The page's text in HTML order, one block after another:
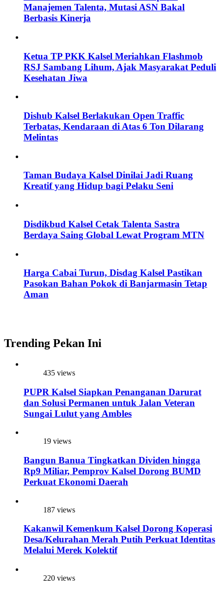
Manajemen Talenta, Mutasi ASN Bakal
Berbasis Kinerja
Ketua TP PKK Kalsel Meriahkan Flashmob
RSJ Sambang Lihum, Ajak Masyarakat Peduli
Kesehatan Jiwa
Dishub Kalsel Berlakukan Open Traffic
Terbatas, Kendaraan di Atas 6 Ton Dilarang
Melintas
Taman Budaya Kalsel Dinilai Jadi Ruang
Kreatif yang Hidup bagi Pelaku Seni
Disdikbud Kalsel Cetak Talenta Sastra
Berdaya Saing Global Lewat Program MTN
Harga Cabai Turun, Disdag Kalsel Pastikan
Pasokan Bahan Pokok di Banjarmasin Tetap
Aman
Trending Pekan Ini
435 views
PUPR Kalsel Siapkan Penanganan Darurat
dan Solusi Permanen untuk Jalan Veteran
Sungai Lulut yang Ambles
19 views
Bangun Banua Tingkatkan Dividen hingga
Rp9 Miliar, Pemprov Kalsel Dorong BUMD
Perkuat Ekonomi Daerah
187 views
Kakanwil Kemenkum Kalsel Dorong Koperasi
Desa/Kelurahan Merah Putih Perkuat Identitas
Melalui Merek Kolektif
220 views